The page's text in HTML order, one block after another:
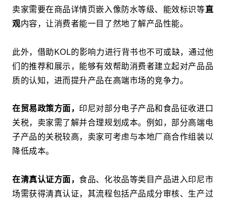
卖家需要在商品详情页嵌入像防水等级、能效标识等直
观内容，让消费者能一目了然地了解产品性能。
此外，借助KOL的影响力进行背书也不可或缺，通过他
们的推荐和展示，能够有效帮助消费者建立起对产品品
质的认知，进而提升产品在高端市场的竞争力。
在贸易政策方面， 印尼对部分电子产品和食品征收进口
关税，卖家需了解并合理规划成本。例如，部分高端电
子产品的关税较高，卖家可考虑与本地厂商合作组装以
降低成本。
在清真认证方面，食品、化妆品等类目产品进入印尼市
场需获得清真认证，其流程包括产品成分审核、生产过